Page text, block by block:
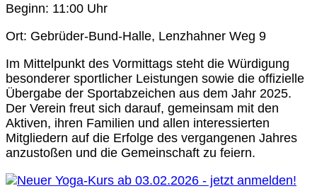
Beginn: 11:00 Uhr
Ort: Gebrüder-Bund-Halle, Lenzhahner Weg 9
Im Mittelpunkt des Vormittags steht die Würdigung
besonderer sportlicher Leistungen sowie die offizielle
Übergabe der Sportabzeichen aus dem Jahr 2025.
Der Verein freut sich darauf, gemeinsam mit den
Aktiven, ihren Familien und allen interessierten
Mitgliedern auf die Erfolge des vergangenen Jahres
anzustoßen und die Gemeinschaft zu feiern.